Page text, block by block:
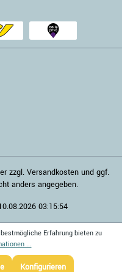
zzgl. Versandkosten und ggf.
anders angegeben.
03:15:54
Erfahrung bieten zu
...
Konfigurieren